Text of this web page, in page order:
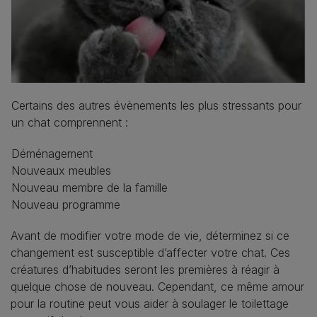
Certains des autres évènements les plus stressants pour
un chat comprennent :
Déménagement
Nouveaux meubles
Nouveau membre de la famille
Nouveau programme
Avant de modifier votre mode de vie, déterminez si ce
changement est susceptible d’affecter votre chat. Ces
créatures d’habitudes seront les premières à réagir à
quelque chose de nouveau. Cependant, ce même amour
pour la routine peut vous aider à soulager le toilettage